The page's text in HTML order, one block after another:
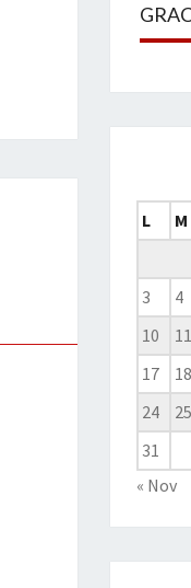
L
M
3
4
10
11
17
18
24
25
31
« Nov